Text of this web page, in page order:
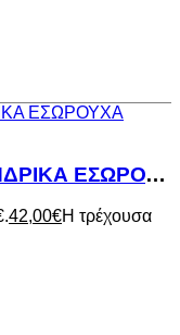
CALVIN KLEIN JEANS ΑΝΔΡΙΚΑ ΕΣΩΡΟΥΧΑ 3ΤΜΧ LOW RISE
42,00€Η τρέχουσα